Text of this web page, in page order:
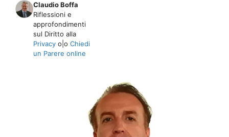
Claudio Boffa
Riflessioni e
approfondimenti
sul Diritto alla
Privacy o|o Chiedi
un Parere online